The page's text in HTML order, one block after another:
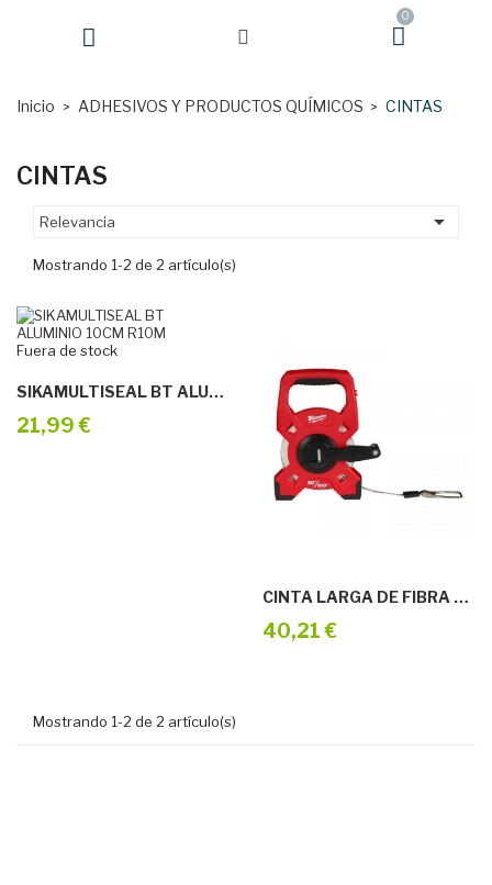
Inicio ADHESIVOS Y PRODUCTOS QUÍMICOS CINTAS
CINTAS
Relevancia 
Mostrando 1-2 de 2 artículo(s)
Fuera de stock
SIKAMULTISEAL BT ALUMINIO 10CM R10M
21,99 €
CINTA LARGA DE FIBRA 30M
40,21 €
Mostrando 1-2 de 2 artículo(s)